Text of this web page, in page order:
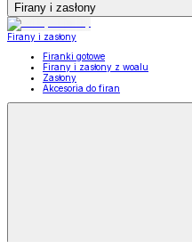
Firany i zasłony
Firany i zasłony
Firanki gotowe
Firany i zasłony z woalu
Zasłony
Akcesoria do firan